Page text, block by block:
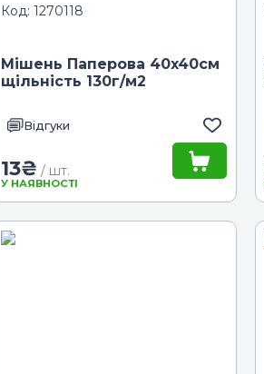
Код: 1270118
Мішень Паперова 40x40см
щільність 130г/м2
Відгуки
13₴ / шт.
У НАЯВНОСТІ